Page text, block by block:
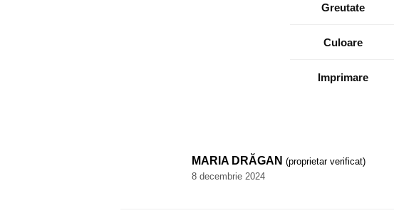
Greutate
Culoare
Imprimare
MARIA DRĂGAN (proprietar verificat)
8 decembrie 2024